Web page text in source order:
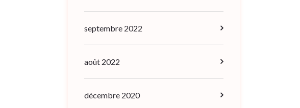
septembre 2022
août 2022
décembre 2020